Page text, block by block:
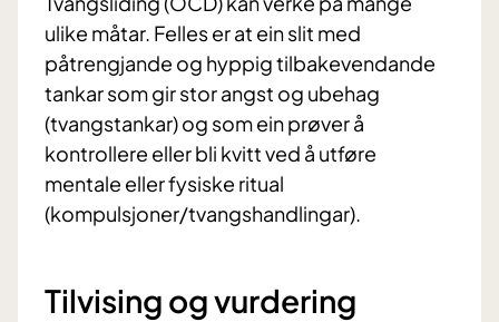
ulike måtar. Felles er at ein slit med
påtrengjande og hyppig tilbakevendande
tankar som gir stor angst og ubehag
(tvangstankar) og som ein prøver å
kontrollere eller bli kvitt ved å utføre
mentale eller fysiske ritual
(kompulsjoner/tvangshandlingar).
Tilvising og vurdering